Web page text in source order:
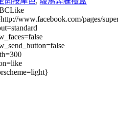
www.facebook.com/pages/